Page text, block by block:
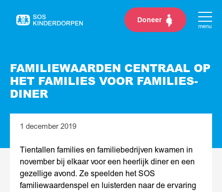
Naar
Doneer
menu
FAMILIEWAARDEN CENTRAAL OP
HET FAMILIES VOOR FAMILIES-
DINER
1 december 2019
Tientallen families en familiebedrijven kwamen in
november bij elkaar voor een heerlijk diner en een
gezellige avond. Ze speelden het SOS
familiewaardenspel en luisterden naar de ervaring